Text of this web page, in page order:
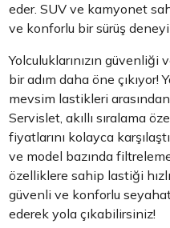
eder. SUV ve kamyonet
ve konforlu bir sürüş
Yolculuklarınızın
bir adım daha öne çıkıyor!
mevsim lastikleri
Servislet, akıllı sıralama
fiyatlarını kolayca
ve model bazında
özelliklere sahip lastiği
güvenli ve konforlu
ederek yola çıkabilirsiniz!